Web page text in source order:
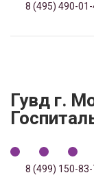
8 (495) 490-01-
Гувд г.
8 (499) 150-83-